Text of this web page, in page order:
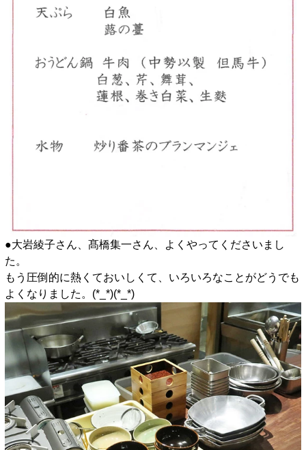
●大岩綾子さん、髙橋集一さん、よくやってくださいまし
た。
もう圧倒的に熱くておいしくて、いろいろなことがどうでも
よくなりました。(*_*)(*_*)